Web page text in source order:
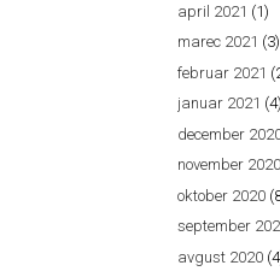
april 2021 (1)
marec 2021 (3)
februar 2021
januar 2021 (4)
december
november 2020
oktober 2020
september
avgust 2020